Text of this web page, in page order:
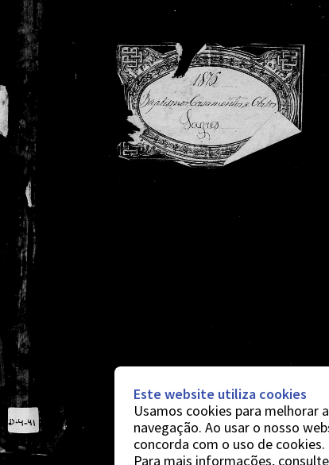
Este website utiliza cookies
Usamos cookies para melhorar
navegação. Ao usar o nosso
concorda com o uso de cookies.
Para mais informações,